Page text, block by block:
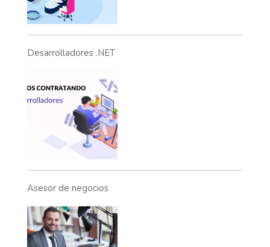
Desarrolladores .NET
Asesor de negocios